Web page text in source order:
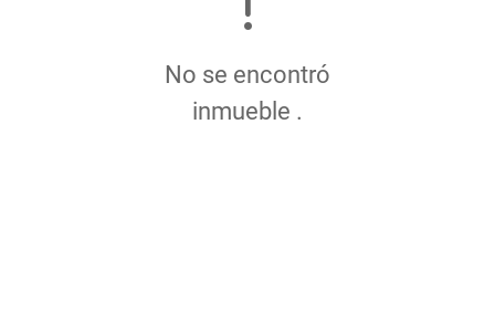
No se encontró
inmueble .